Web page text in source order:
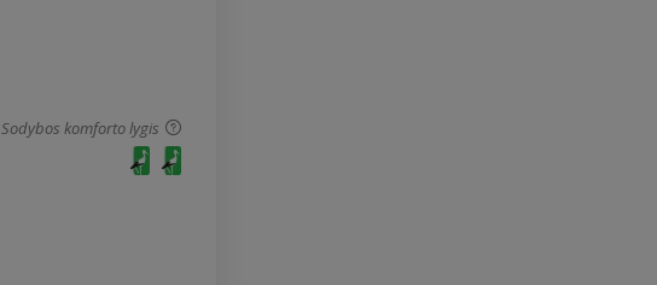
Sodybos komforto lygis